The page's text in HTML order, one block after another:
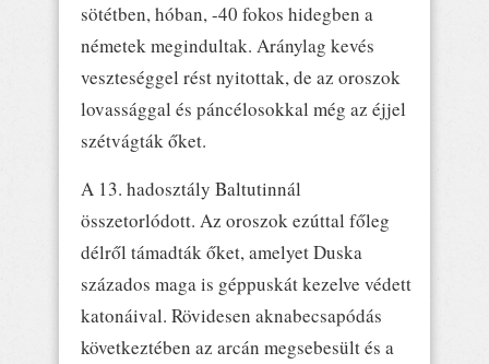
sötétben, hóban, -40 fokos hidegben a
németek megindultak. Aránylag kevés
veszteséggel rést nyitottak, de az oroszok
lovassággal és páncélosokkal még az éjjel
szétvágták őket.
A 13. hadosztály Baltutinnál
összetorlódott. Az oroszok ezúttal főleg
délről támadták őket, amelyet Duska
százados maga is géppuskát kezelve védett
katonáival. Rövidesen aknabecsapódás
következtében az arcán megsebesült és a